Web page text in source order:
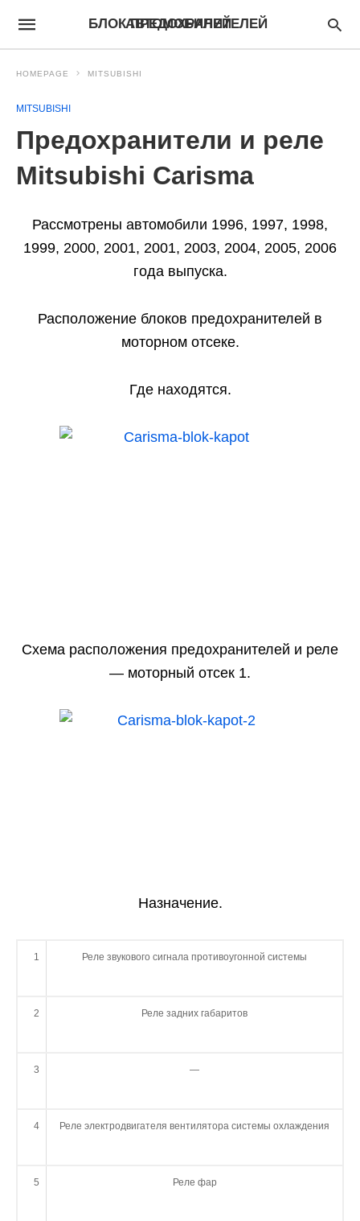
БЛОК ПРЕДОХРАНИТЕЛЕЙ АВТОМОБИЛЕЙ
HOMEPAGE MITSUBISHI
MITSUBISHI
Предохранители и реле
Mitsubishi Carisma
Рассмотрены автомобили 1996, 1997, 1998,
1999, 2000, 2001, 2001, 2003, 2004, 2005, 2006
года выпуска.
Расположение блоков предохранителей в
моторном отсеке.
Где находятся.
Схема расположения предохранителей и реле
— моторный отсек 1.
Назначение.
1 Реле звукового сигнала противоугонной системы
2 Реле задних габаритов
3 —
4 Реле электродвигателя вентилятора системы охлаждения
5 Реле фар